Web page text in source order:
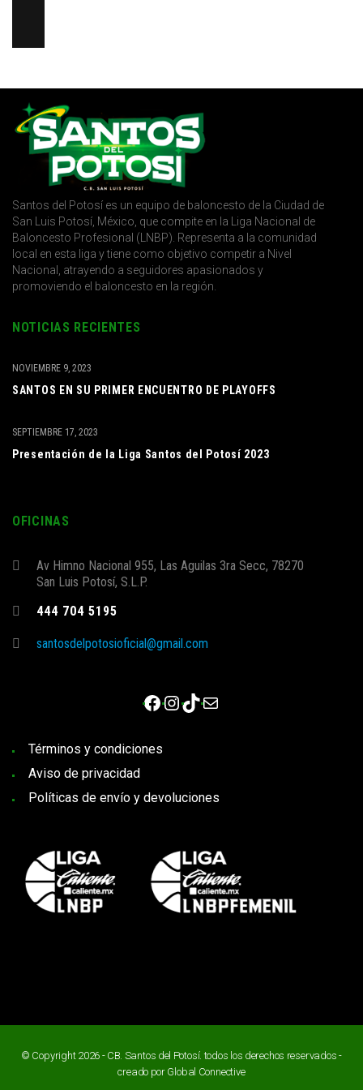
Santos del Potosí es un equipo de baloncesto de la Ciudad de
San Luis Potosí, México, que compite en la Liga Nacional de
Baloncesto Profesional (LNBP). Representa a la comunidad
local en esta liga y tiene como objetivo competir a Nivel
Nacional, atrayendo a seguidores apasionados y
promoviendo el baloncesto en la región.
NOTICIAS RECIENTES
SANTOS EN SU PRIMER ENCUENTRO DE PLAYOFFS
NOVIEMBRE 9, 2023
Presentación de la Liga Santos del Potosí 2023
SEPTIEMBRE 17, 2023
OFICINAS
Av Himno Nacional 955, Las Aguilas 3ra Secc, 78270
San Luis Potosí, S.L.P.
444 704 5195
santosdelpotosioficial@gmail.com
Facebook
Instagram
TikTok
Correo electrónico
Términos y condiciones
Aviso de privacidad
Políticas de envío y devoluciones
© Copyright 2026 - CB. Santos del Potosí. todos los derechos reservados -
creado por Global Connective